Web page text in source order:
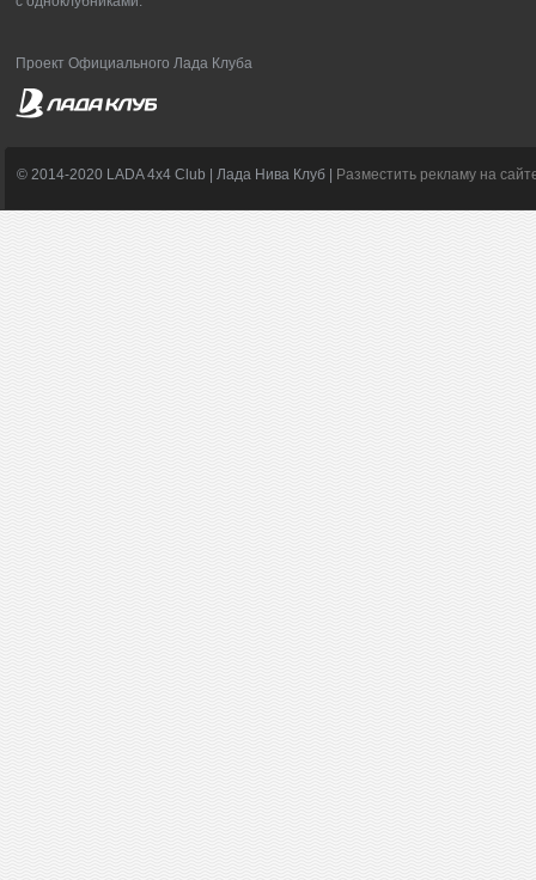
Проект Официального Лада Клуба
© 2014-2020 LADA 4x4 Club | Лада Нива Клуб | Разместить рекламу на